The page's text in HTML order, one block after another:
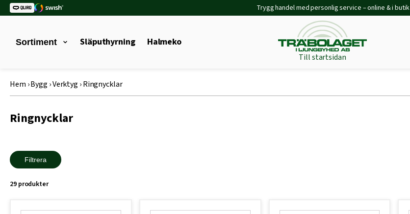
Trygg handel med personlig service – online & i butik
Sortiment Släputhyrning Halmeko
Till startsidan
Hem ›Bygg ›Verktyg ›Ringnycklar
Ringnycklar
Filtrera
29 produkter